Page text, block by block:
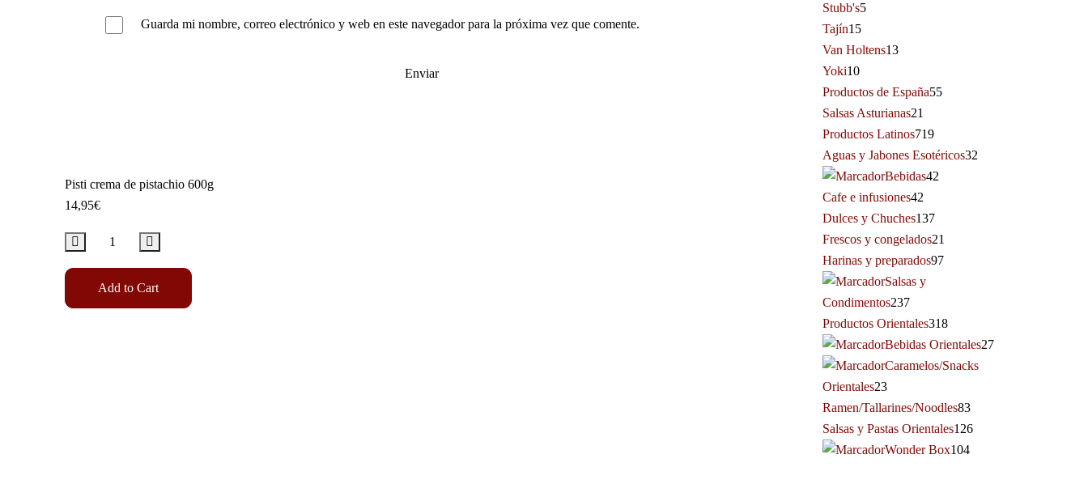
Guarda mi nombre, correo electrónico y web en este navegador para la próxima vez que comente.
Pisti crema de pistachio 600g
14,95€
Add to Cart
Stubb's5
Tajín15
Van Holtens13
Yoki10
Productos de España55
Salsas Asturianas21
Productos Latinos719
Aguas y Jabones Esotéricos32
Bebidas42
Cafe e infusiones42
Dulces y Chuches137
Frescos y congelados21
Harinas y preparados97
Salsas y
Condimentos237
Productos Orientales318
Bebidas Orientales27
Caramelos/Snacks
Orientales23
Ramen/Tallarines/Noodles83
Salsas y Pastas Orientales126
Wonder Box104